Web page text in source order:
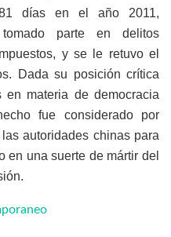
días en el año 2011,
parte en delitos
y se le retuvo el
Dada su posición crítica
materia de democracia
fue considerado por
autoridades chinas para
en una suerte de mártir del